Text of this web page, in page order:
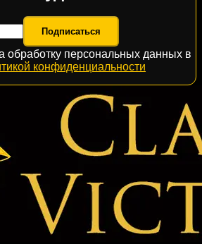
Подписаться
обработку персональных данных в
конфиденциальности